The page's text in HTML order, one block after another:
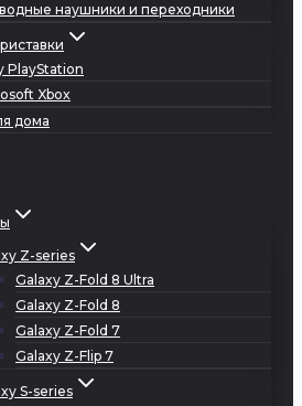
наушники и переходники
PlayStation
Xbox
дома
Z-series
Galaxy Z-Fold 8 Ultra
Galaxy Z-Fold 8
Galaxy Z-Fold 7
Galaxy Z-Flip 7
S-series